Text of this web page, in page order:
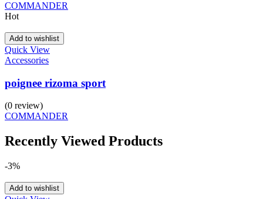
COMMANDER
Hot
Add to wishlist
Quick View
Accessories
poignee rizoma sport
(0 review)
COMMANDER
Recently Viewed Products
-3%
Add to wishlist